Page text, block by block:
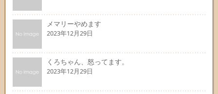
メマリーやめます
2023年12月29日
くろちゃん、怒ってます。
2023年12月29日